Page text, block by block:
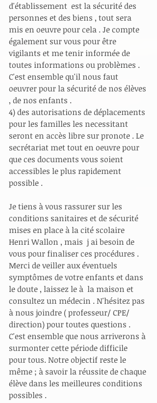
d'établissement  est la sécurité des
personnes et des biens , tout sera
mis en oeuvre pour cela . Je compte
également sur vous pour être
vigilants et me tenir informée de
toutes informations ou problèmes .
C'est ensemble qu'il nous faut
oeuvrer pour la sécurité de nos élèves
, de nos enfants .
4) des autorisations de déplacements
pour les familles les necessitant
seront en accès libre sur pronote . Le
secrétariat met tout en oeuvre pour
que ces documents vous soient
accessibles le plus rapidement
possible .
Je tiens à vous rassurer sur les
conditions sanitaires et de sécurité
mises en place à la cité scolaire
Henri Wallon , mais  j ai besoin de
vous pour finaliser ces procédures .
Merci de veiller aux éventuels
symptômes de votre enfants et dans
le doute , laissez le à  la maison et
consultez un médecin . N'hésitez pas
à nous joindre ( professeur/ CPE/
direction) pour toutes questions .
C'est ensemble que nous arriverons à
surmonter cette période difficile
pour tous. Notre objectif reste le
même ; à savoir la réussite de chaque
élève dans les meilleures conditions
possibles .